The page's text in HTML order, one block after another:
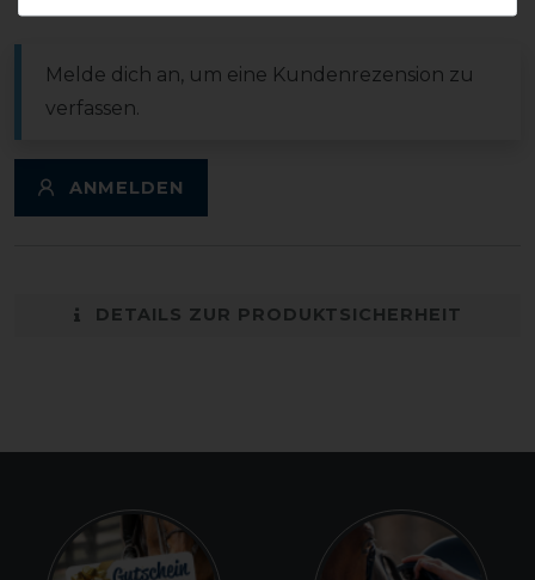
Melde dich an, um eine Kundenrezension zu
verfassen.
ANMELDEN
DETAILS ZUR PRODUKTSICHERHEIT